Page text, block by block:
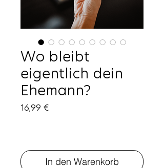
Wo bleibt
eigentlich dein
Ehemann?
16,99 €Preis
In den Warenkorb